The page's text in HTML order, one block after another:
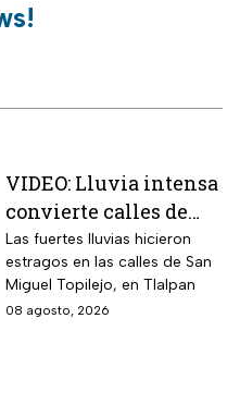
VIDEO: Lluvia intensa
convierte calles de
Tlalpan en ríos
Las fuertes lluvias hicieron
estragos en las calles de San
Miguel Topilejo, en Tlalpan
08 agosto, 2026